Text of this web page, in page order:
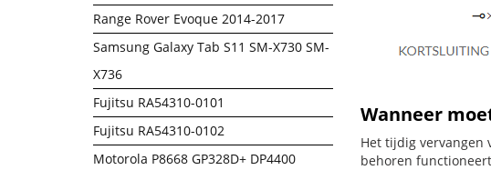
Range Rover Evoque 2014-2017
Samsung Galaxy Tab S11 SM-X730 SM-
X736
Fujitsu RA54310-0101
Fujitsu RA54310-0102
Motorola P8668 GP328D+ DP4400
Wanneer
Het tijdig vervangen
behoren